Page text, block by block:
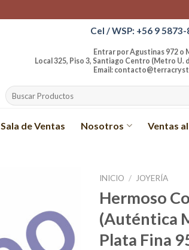
Cel / WSP: +56 9
Entrar por Agustinas 972 o
Local 325, Piso 3, Santiago Centro (Metro U. de
Email:
Buscar
por:
Sala de Ventas Nosotros Ventas
a la
lista de
deseos
INICIO / JOYERÍA
Hermoso
(Auténtica
Plata Fina